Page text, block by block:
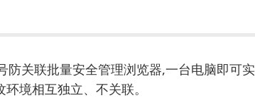
防关联批量安全管理浏览器,一台电脑即可实
境相互独立、不关联。